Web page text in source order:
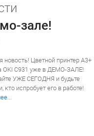
зале!
новость! Цветной принтер A3+
OKI C931 уже в ДЕМО-ЗАЛЕ!
УЖЕ СЕГОДНЯ и будьте
кто испробует его в работе!